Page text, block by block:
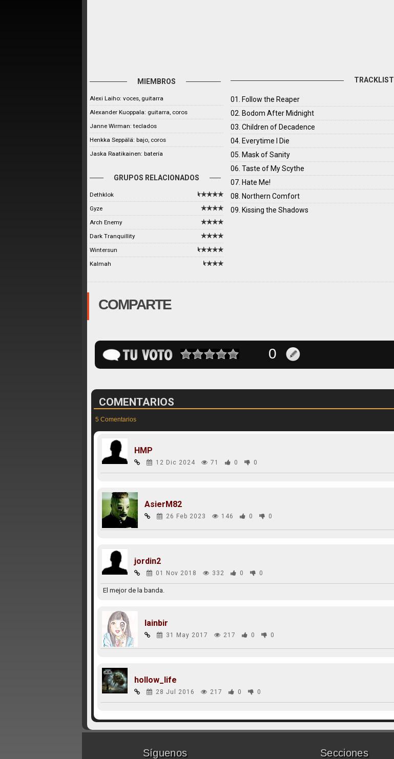
MIEMBROS
Alexi Laiho: voces, guitarra
Alexander Kuoppala: guitarra, coros
Janne Wirman: teclados
Henkka Seppälä: bajo, coros
Jaska Raatikainen: batería
GRUPOS RELACIONADOS
Dethklok
Gyze
Arch Enemy
Dark Tranquillity
Wintersun
Kalmah
TRACKLIST
01. Follow the Reaper
02. Bodom After Midnight
03. Children of Decadence
04. Everytime I Die
05. Mask of Sanity
06. Taste of My Scythe
07. Hate Me!
08. Northern Comfort
09. Kissing the Shadows
COMPARTE
COMENTARIOS
5 Comentarios
HMP
12 Dic 2024 71 0 0
AsierM82
26 Feb 2023 146 0 0
jordin2
01 Nov 2018 332 0 0
El mejor de la banda.
lainbir
31 May 2017 217 0 0
hollow_life
28 Jul 2016 217 0 0
Síguenos Secciones